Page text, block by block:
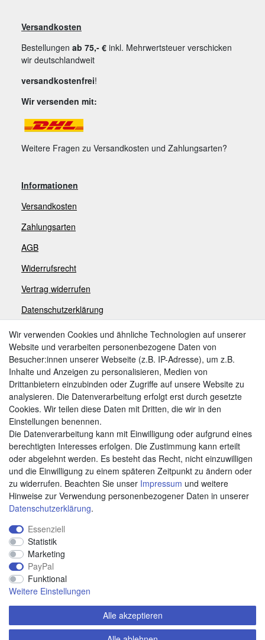
Versandkosten
Bestellungen ab 75,- € inkl. Mehrwertsteuer verschicken
wir deutschlandweit
versandkostenfrei!
Wir versenden mit:
Weitere Fragen zu Versandkosten und Zahlungsarten?
Informationen
Versandkosten
Zahlungsarten
AGB
Widerrufsrecht
Vertrag widerrufen
Datenschutzerklärung
Impressum
Zahlungsarten
Weitere Zahlungsarten:
Kauf auf Rechnung
Vorkasse
Hier sind wir
Wir verwenden Cookies und ähnliche Technologien auf unserer
Website und verarbeiten personenbezogene Daten von
Besucher:innen unserer Webseite (z.B. IP-Adresse), um z.B.
Inhalte und Anzeigen zu personalisieren, Medien von
Drittanbietern einzubinden oder Zugriffe auf unsere Website zu
analysieren. Die Datenverarbeitung erfolgt erst durch gesetzte
Cookies. Wir teilen diese Daten mit Dritten, die wir in den
Einstellungen benennen.
Die Datenverarbeitung kann mit Einwilligung oder aufgrund eines
berechtigten Interesses erfolgen. Die Zustimmung kann erteilt
oder abgelehnt werden. Es besteht das Recht, nicht einzuwilligen
und die Einwilligung zu einem späteren Zeitpunkt zu ändern oder
zu widerrufen. Beachten Sie unser Impressum und weitere
Hinweise zur Verwendung personenbezogener Daten in unserer
Daten­schutz­erklärung.
Essenziell
Statistik
Marketing
PayPal
Funktional
Weitere Einstellungen
Alle akzeptieren